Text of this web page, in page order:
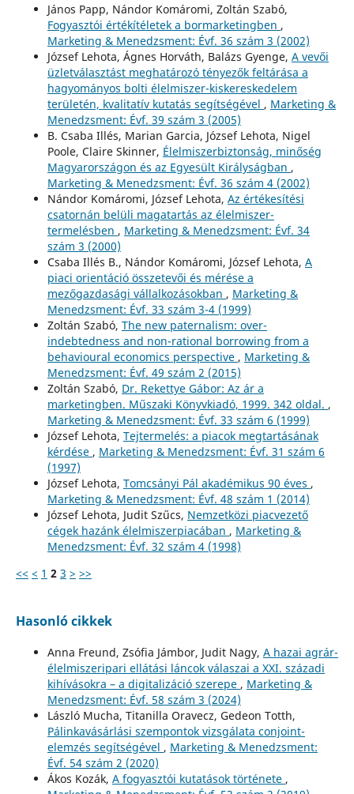
János Papp, Nándor Komáromi, Zoltán Szabó,
Fogyasztói értékítéletek a bormarketingben ,
Marketing & Menedzsment: Évf. 36 szám 3 (2002)
József Lehota, Ágnes Horváth, Balázs Gyenge, A vevői
üzletválasztást meghatározó tényezők feltárása a
hagyományos bolti élelmiszer-kiskereskedelem
területén, kvalitatív kutatás segítségével , Marketing &
Menedzsment: Évf. 39 szám 3 (2005)
B. Csaba Illés, Marian Garcia, József Lehota, Nigel
Poole, Claire Skinner, Élelmiszerbiztonság, minőség
Magyarországon és az Egyesült Királyságban ,
Marketing & Menedzsment: Évf. 36 szám 4 (2002)
Nándor Komáromi, József Lehota, Az értékesítési
csatornán belüli magatartás az élelmiszer-
termelésben , Marketing & Menedzsment: Évf. 34
szám 3 (2000)
Csaba Illés B., Nándor Komáromi, József Lehota, A
piaci orientáció összetevői és mérése a
mezőgazdasági vállalkozásokban , Marketing &
Menedzsment: Évf. 33 szám 3-4 (1999)
Zoltán Szabó, The new paternalism: over-
indebtedness and non-rational borrowing from a
behavioural economics perspective , Marketing &
Menedzsment: Évf. 49 szám 2 (2015)
Zoltán Szabó, Dr. Rekettye Gábor: Az ár a
marketingben. Műszaki Könyvkiadó, 1999. 342 oldal. ,
Marketing & Menedzsment: Évf. 33 szám 6 (1999)
József Lehota, Tejtermelés: a piacok megtartásának
kérdése , Marketing & Menedzsment: Évf. 31 szám 6
(1997)
József Lehota, Tomcsányi Pál akadémikus 90 éves ,
Marketing & Menedzsment: Évf. 48 szám 1 (2014)
József Lehota, Judit Szűcs, Nemzetközi piacvezető
cégek hazánk élelmiszerpiacában , Marketing &
Menedzsment: Évf. 32 szám 4 (1998)
<< < 1 2 3 > >>
Hasonló cikkek
Anna Freund, Zsófia Jámbor, Judit Nagy, A hazai agrár-
élelmiszeripari ellátási láncok válaszai a XXI. századi
kihívásokra – a digitalizáció szerepe , Marketing &
Menedzsment: Évf. 58 szám 3 (2024)
László Mucha, Titanilla Oravecz, Gedeon Totth,
Pálinkavásárlási szempontok vizsgálata conjoint-
elemzés segítségével , Marketing & Menedzsment:
Évf. 54 szám 2 (2020)
Ákos Kozák, A fogyasztói kutatások története ,